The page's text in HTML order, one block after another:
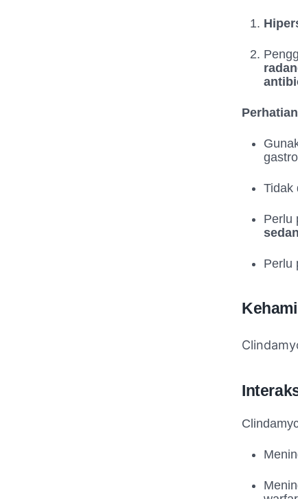
Tidak
Perlu
Perlu